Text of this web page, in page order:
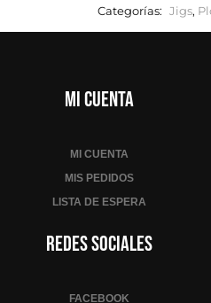
Categorías: Jigs,
Mi cuenta
MI CUENTA
MIS PEDIDOS
LISTA DE ESPERA
Redes sociales
FACEBOOK